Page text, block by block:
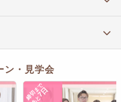
ン・見学会
締切まで
7日